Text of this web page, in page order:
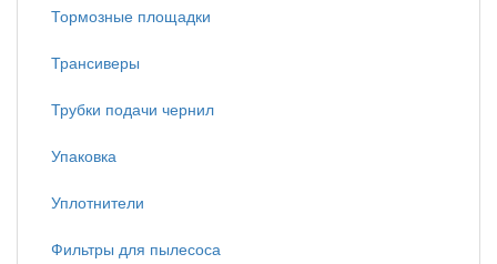
Тормозные площадки
Трансиверы
Трубки подачи чернил
Упаковка
Уплотнители
Фильтры для пылесоса